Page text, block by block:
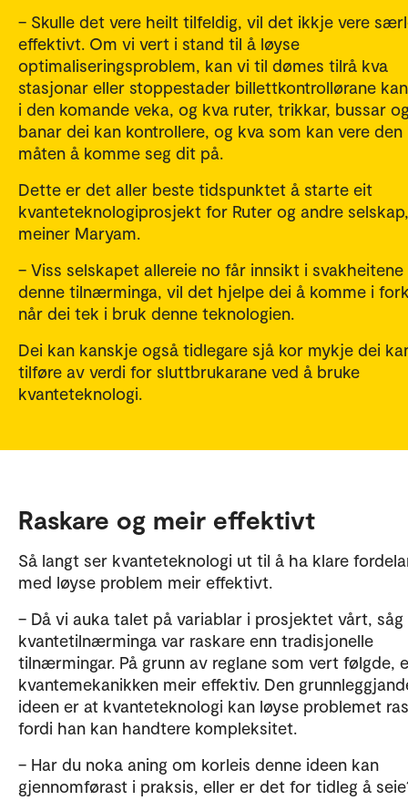
– Skulle det vere heilt tilfeldig, vil det ikkje vere
effektivt. Om vi vert i stand til å løyse
optimaliseringsproblem, kan vi til dømes tilrå kva
stasjonar eller stoppestader billettkontrollørane
i den komande veka, og kva ruter, trikkar, bussar
banar dei kan kontrollere, og kva som kan vere den
måten å komme seg dit på.
Dette er det aller beste tidspunktet å starte eit
kvanteteknologiprosjekt for Ruter og andre selskap,
meiner Maryam.
– Viss selskapet allereie no får innsikt i svakheitene
denne tilnærminga, vil det hjelpe dei å komme i
når dei tek i bruk denne teknologien.
Dei kan kanskje også tidlegare sjå kor mykje dei
tilføre av verdi for sluttbrukarane ved å bruke
kvanteteknologi.
Raskare og meir effektivt
Så langt ser kvanteteknologi ut til å ha klare
med løyse problem meir effektivt.
– Då vi auka talet på variablar i prosjektet vårt, såg
kvantetilnærminga var raskare enn tradisjonelle
tilnærmingar. På grunn av reglane som vert følgde,
kvantemekanikken meir effektiv. Den
ideen er at kvanteteknologi kan løyse problemet
fordi han kan handtere kompleksitet.
– Har du noka aning om korleis denne ideen kan
gjennomførast i praksis, eller er det for tidleg å